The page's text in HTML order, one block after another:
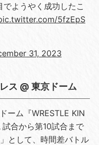
ようやく成功したこ
5fzEpS
31, 2023
ス @ 東京ドーム
ーム『WRESTLE KIN
合から第10試合まで
として、時間差バトル